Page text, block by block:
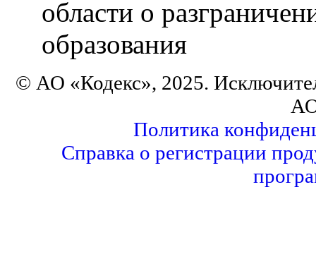
области о
образования
© АО «Кодекс», 2025.
Политика
Справка о регистрации